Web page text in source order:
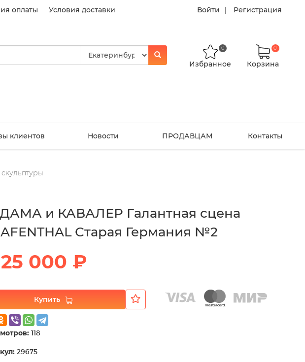
оплаты Условия доставки Войти Регистрация
Избранное
0
Корзина
0
клиентов Новости ПРОДАВЦАМ Контакты
скульптуры
ДАМА и КАВАЛЕР Галантная сцена
Старая Германия №2
25 000 ₽
Купить
118
29675